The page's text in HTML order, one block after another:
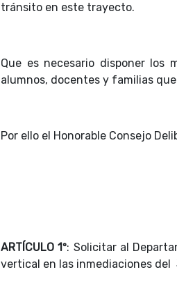
tránsito en este trayecto.
Que es necesario disponer los
alumnos, docentes y familias
Por ello el Honorable Consejo
ARTÍCULO 1º: Solicitar al
vertical en las inmediaciones del